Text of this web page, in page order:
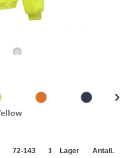
72-143 144-287 288 +
Lager Antall.